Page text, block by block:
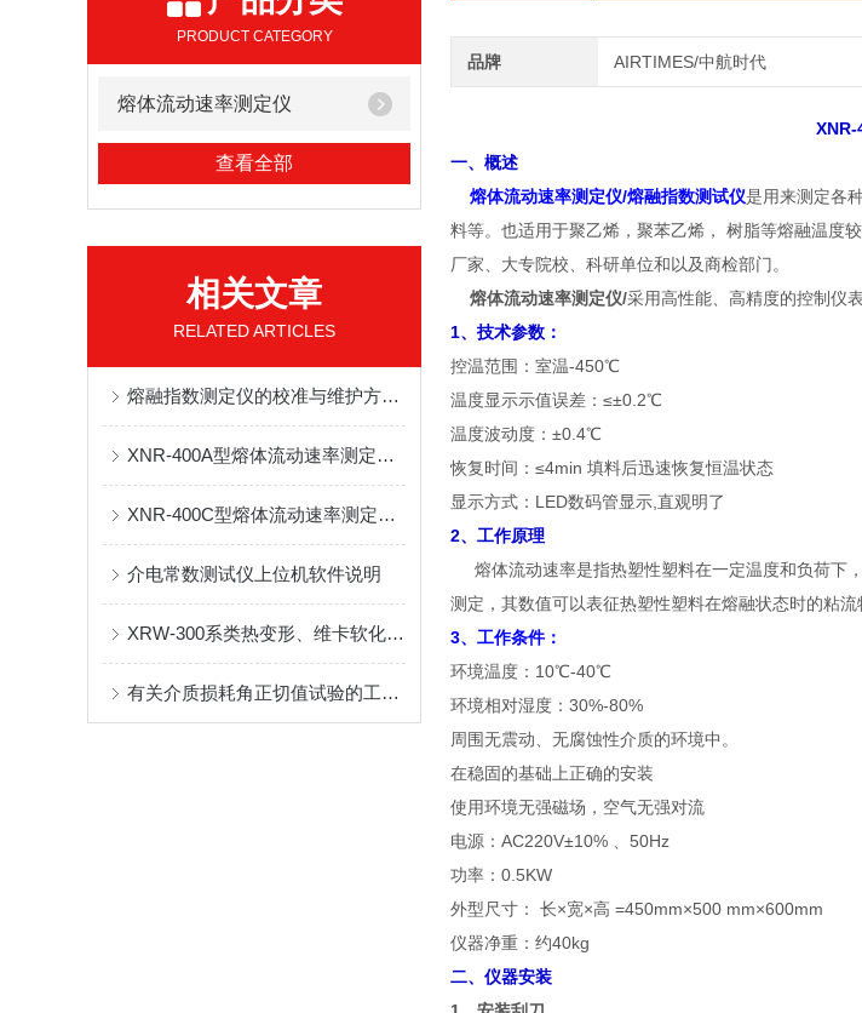
PRODUCT CATEGORY
熔体流动速率测定仪
查看全部
相关文章
RELATED ARTICLES
熔融指数测定仪的校准与维护方法说明
XNR-400A型熔体流动速率测定仪使用说明书
XNR-400C型熔体流动速率测定仪的结构和工作原理
介电常数测试仪上位机软件说明
XRW-300系类热变形、维卡软化点测定仪使用说明书
有关介质损耗角正切值试验的工作原理
品牌 AIRTIMES/中航时代
XNR-
一、概述
熔体流动速率测定仪/熔融指数测试仪是用来测定各
料等。也适用于聚乙烯，聚苯乙烯， 树脂等熔融温度
厂家、大专院校、科研单位和以及商检部门。
熔体流动速率测定仪/采用高性能、高精度的控制仪
1、技术参数：
控温范围：室温-450℃
温度显示示值误差：≤±0.2℃
温度波动度：±0.4℃
恢复时间：≤4min 填料后迅速恢复恒温状态
显示方式：LED数码管显示,直观明了
2、工作原理
熔体流动速率是指热塑性塑料在一定温度和负荷下
测定，其数值可以表征热塑性塑料在熔融状态时的粘流
3、工作条件：
环境温度：10℃-40℃
环境相对湿度：30%-80%
周围无震动、无腐蚀性介质的环境中。
在稳固的基础上正确的安装
使用环境无强磁场，空气无强对流
电源：AC220V±10% 、50Hz
功率：0.5KW
外型尺寸： 长×宽×高 =450mm×500 mm×600mm
仪器净重：约40kg
二、仪器安装